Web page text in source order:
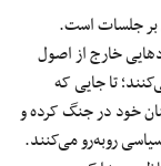
بر جلسات است.
خارج از اصول
تا جایی که
خود در جنگ کرده و
روبه‌رو می‌کنند.